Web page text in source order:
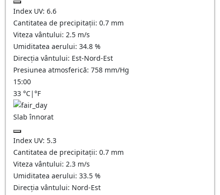
Index UV: 6.6
Cantitatea de precipitații: 0.7 mm
Viteza vântului: 2.5 m/s
Umiditatea aerului: 34.8 %
Direcția vântului: Est-Nord-Est
Presiunea atmosferică: 758 mm/Hg
15:00
33 °C|°F
Slab înnorat
Index UV: 5.3
Cantitatea de precipitații: 0.7 mm
Viteza vântului: 2.3 m/s
Umiditatea aerului: 33.5 %
Direcția vântului: Nord-Est